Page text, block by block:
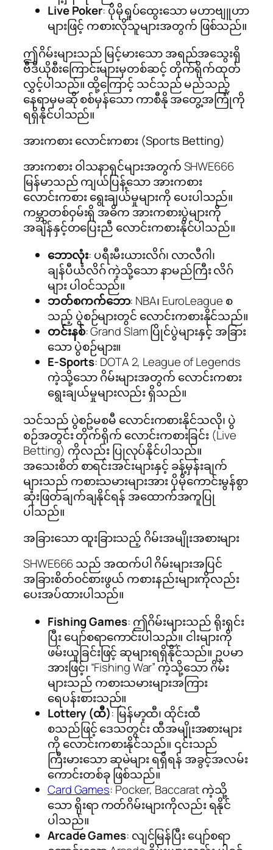
Live Poker: ပိုမိုရှုပ်ထွေးသော မဟာဗျူဟာ
များဖြင့် ကစားလိုသူများအတွက် ဖြစ်သည်။
ဤဂိမ်းများသည် မြင့်မားသော အရည်အသွေးရှိ
ဗီဒီယိုစီးကြောင်းများမှတစ်ဆင့် တိုက်ရိုက်ထုတ်
လွှင့်ပါသည်။ ထို့ကြောင့် သင်သည် မည်သည့်
နေရာမှမဆို စစ်မှန်သော ကာစီနို အတွေ့အကြုံကို
ရရှိနိုင်ပါသည်။
အားကစား လောင်းကစား (Sports Betting)
အားကစား ဝါသနာရှင်များအတွက် SHWE666
မြန်မာသည် ကျယ်ပြန့်သော အားကစား
လောင်းကစား ရွေးချယ်မှုများကို ပေးပါသည်။
ကမ္ဘာတစ်ဝှမ်းရှိ အဓိက အားကစားပွဲများကို
အချိန်နှင့်တပြေးညီ လောင်းကစားနိုင်ပါသည်။
ဘောလုံး: ပရီးမီးယားလိဂ်၊ လာလီဂါ၊
ချန်ပီယံလိဂ် ကဲ့သို့သော နာမည်ကြီး လိဂ်
များ ပါဝင်သည်။
ဘတ်စကက်ဘော: NBA၊ EuroLeague စ
သည့် ပွဲစဉ်များတွင် လောင်းကစားနိုင်သည်။
တင်းနစ်: Grand Slam ပြိုင်ပွဲများနှင့် အခြား
သော ပွဲစဉ်များ။
E-Sports: DOTA 2, League of Legends
ကဲ့သို့သော ဂိမ်းများအတွက် လောင်းကစား
ရွေးချယ်မှုများလည်း ရှိသည်။
သင်သည် ပွဲစဥ်မစမီ လောင်းကစားနိုင်သလို၊ ပွဲ
စဉ်အတွင်း တိုက်ရိုက် လောင်းကစားခြင်း (Live
Betting) ကိုလည်း ပြုလုပ်နိုင်ပါသည်။
အသေးစိတ် စာရင်းအင်းများနှင့် ခန့်မှန်းချက်
များသည် ကစားသမားများအား ပိုမိုကောင်းမွန်စွာ
ဆုံးဖြတ်ချက်ချနိုင်ရန် အထောက်အကူပြု
ပါသည်။
အခြားသော ထူးခြားသည့် ဂိမ်းအမျိုးအစားများ
SHWE666 သည် အထက်ပါ ဂိမ်းများအပြင်
အခြားစိတ်ဝင်စားဖွယ် ကစားနည်းများကိုလည်း
ပေးအပ်ထားပါသည်။
Fishing Games: ဤဂိမ်းများသည် ရိုးရှင်း
ပြီး ပျော်စရာကောင်းပါသည်။ ငါးများကို
ဖမ်းယူခြင်းဖြင့် ဆုများရရှိနိုင်သည်။ ဥပမာ
အားဖြင့်၊ “Fishing War” ကဲ့သို့သော ဂိမ်း
များသည် ကစားသမားများအကြား
ရေပန်းစားသည်။
Lottery (ထီ): မြန်မာ့ထီ၊ ထိုင်းထီ
စသည်ဖြင့် ဒေသတွင်း ထီအမျိုးအစားများ
ကို လောင်းကစားနိုင်သည်။ ၎င်းသည်
ကြီးမားသော ဆုမဲများ ရရှိရန် အခွင့်အလမ်း
ကောင်းတစ်ခု ဖြစ်သည်။
Card Games: Pocker, Baccarat ကဲ့သို့
သော ရိုးရာ ကတ်ဂိမ်းများကိုလည်း ရနိုင်
ပါသည်။
Arcade Games: လျင်မြန်ပြီး ပျော်စရာ